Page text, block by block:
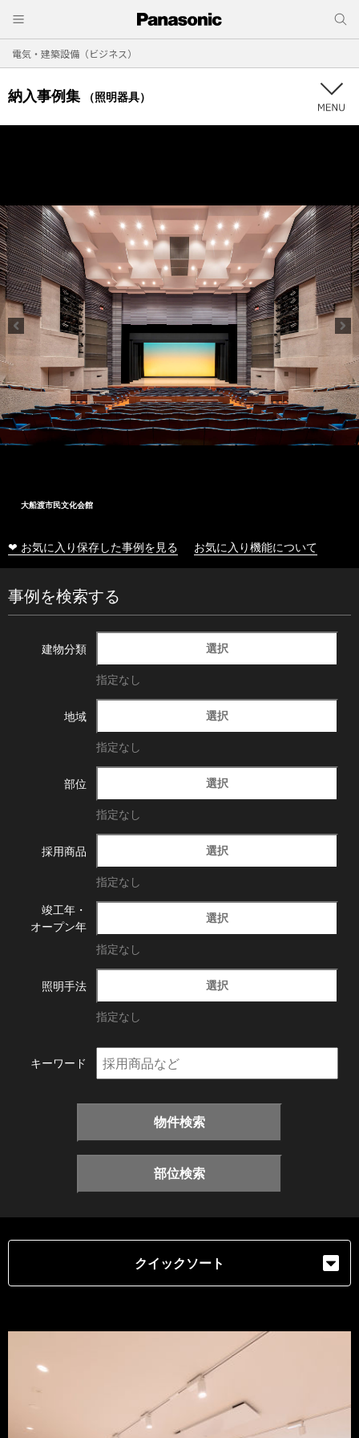
電気・建築設備（ビジネス）
納入事例集 （照明器具）
大船渡市民文化会館
❤ お気に入り保存した事例を見る お気に入り機能について
事例を検索する
建物分類 選択
指定なし
地域 選択
指定なし
部位 選択
指定なし
採用商品 選択
指定なし
竣工年・
オープン年
選択
指定なし
照明手法 選択
指定なし
キーワード
物件検索
部位検索
クイックソート